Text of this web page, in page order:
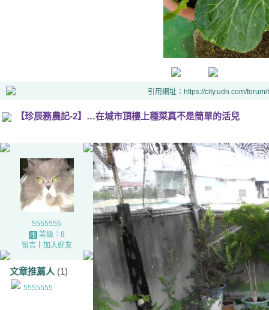
引用網址：https://city.udn.com/
【珍辰務農記-2】…在城市頂樓上種菜真不是簡單的活兒
5555555
等級：8
留言｜ 加入好友
文章推薦人 (1)
5555555